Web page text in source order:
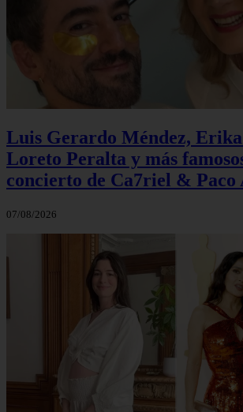
Luis Gerardo Méndez,
Loreto Peralta y más
concierto de Ca7riel & Paco
07/08/2026